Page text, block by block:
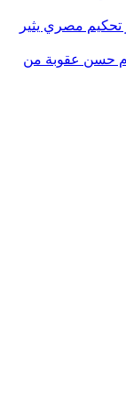
تحكيم مصري يثير
حسن عقوبة من